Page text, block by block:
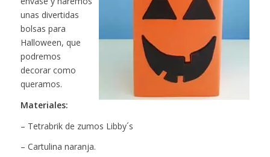
unas divertidas
bolsas para
Halloween, que
podremos
decorar como
queramos.
Materiales:
– Tetrabrik de zumos Libby´s
– Cartulina naranja.